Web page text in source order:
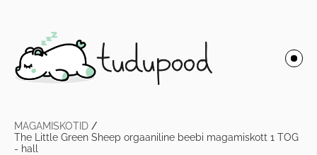
MAGAMISKOTID /
The Little Green Sheep orgaaniline beebi magamiskott 1 TOG
- hall